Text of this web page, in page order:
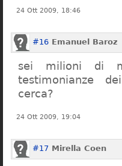
24 Ott 2009, 18:46
#16 Emanuel Baroz
sei milioni di
testimonianze
cerca?
24 Ott 2009, 19:04
#17 Mirella Coen